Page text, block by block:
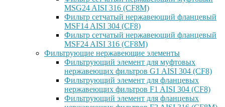
MSG24 AISI 316 (CF8M)
Фильтр сетчатый нержавеющий фланцевый
MSF14 AISI 304 (CF8)
Фильтр сетчатый нержавеющий фланцевый
MSF24 AISI 316 (CF8M)
Фильтрующие нержавеющие элементы
Фильтрующий элемент для муфтовых
нержавеющих фильтров G1 AISI 304 (CF8)
Фильтрующий элемент для фланцевых
нержавеющих фильтров F1 AISI 304 (CF8)
Фильтрующий элемент для фланцевых